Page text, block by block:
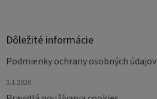
Dôležité informácie
Podmienky ochrany osobných údajov
3.1.2020